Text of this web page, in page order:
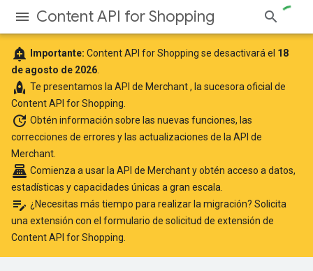
Content API for Shopping
add_alert Importante: Content API for Shopping se desactivará el 18
de agosto de 2026
rocket Te presentamos la API de Merchant, la sucesora oficial de
Content API for Shopping.
update Obtén información sobre las nuevas funciones, las
correcciones de errores y las actualizaciones de la API de
Merchant.
point_of_sale Comienza a usar la API de Merchanty obtén acceso a datos,
estadísticas y capacidades únicas a gran escala.
edit_note ¿Necesitas más tiempo para realizar la migración? Solicita
una extensión con el formulario de solicitud de extensión de
Content API for Shopping